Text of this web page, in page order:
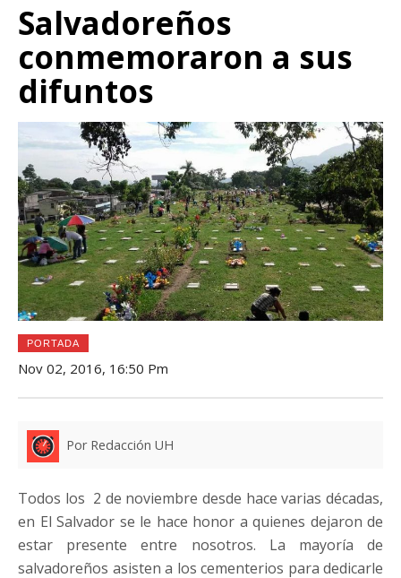
Salvadoreños
conmemoraron a sus
difuntos
PORTADA
Nov 02, 2016, 16:50 Pm
Por Redacción UH
Todos los 2 de noviembre desde hace varias décadas,
en El Salvador se le hace honor a quienes dejaron de
estar presente entre nosotros. La mayoría de
salvadoreños asisten a los cementerios para dedicarle